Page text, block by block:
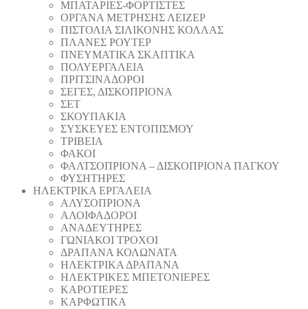
ΜΠΑΤΑΡΙΕΣ-ΦΟΡΤΙΣΤΕΣ
ΟΡΓΑΝΑ ΜΕΤΡΗΣΗΣ ΛΕΙΖΕΡ
ΠΙΣΤΟΛΙA ΣΙΛΙΚΟΝΗΣ ΚΟΛΛΑΣ
ΠΛΑΝΕΣ ΡΟΥΤΕΡ
ΠΝΕΥΜΑΤΙΚΑ ΣΚΑΠΤΙΚΑ
ΠΟΛΥΕΡΓΑΛΕΙΑ
ΠΡΙΤΣΙΝΑΔΟΡΟΙ
ΣΕΓΕΣ, ΔΙΣΚΟΠΡΙΟΝΑ
ΣΕΤ
ΣΚΟΥΠΑΚΙΑ
ΣΥΣΚΕΥΕΣ ΕΝΤΟΠΙΣΜΟΥ
ΤΡΙΒΕΙΑ
ΦΑΚΟΙ
ΦΑΛΤΣΟΠΡΙΟΝΑ – ΔΙΣΚΟΠΡΙΟΝΑ ΠΑΓΚΟΥ
ΦΥΣΗΤΗΡΕΣ
ΗΛΕΚΤΡΙΚΑ ΕΡΓΑΛΕΙΑ
AΛΥΣΟΠΡΙΟΝΑ
ΑΛΟΙΦΑΔOΡΟI
ΑΝΑΔΕΥΤΗΡΕΣ
ΓΩΝΙΑΚΟΙ ΤΡΟΧΟΙ
ΔΡΑΠΑΝΑ ΚΟΛΩΝΑΤΑ
ΗΛΕΚΤΡΙΚΑ ΔΡΑΠΑΝΑ
ΗΛΕΚΤΡΙΚΕΣ ΜΠΕΤΟΝΙΕΡΕΣ
ΚΑΡΟΤΙΕΡΕΣ
ΚΑΡΦΩΤΙΚΑ